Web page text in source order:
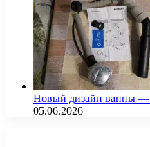
Новый дизайн ванны —
05.06.2026